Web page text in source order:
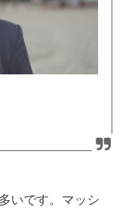
いです。マッシ